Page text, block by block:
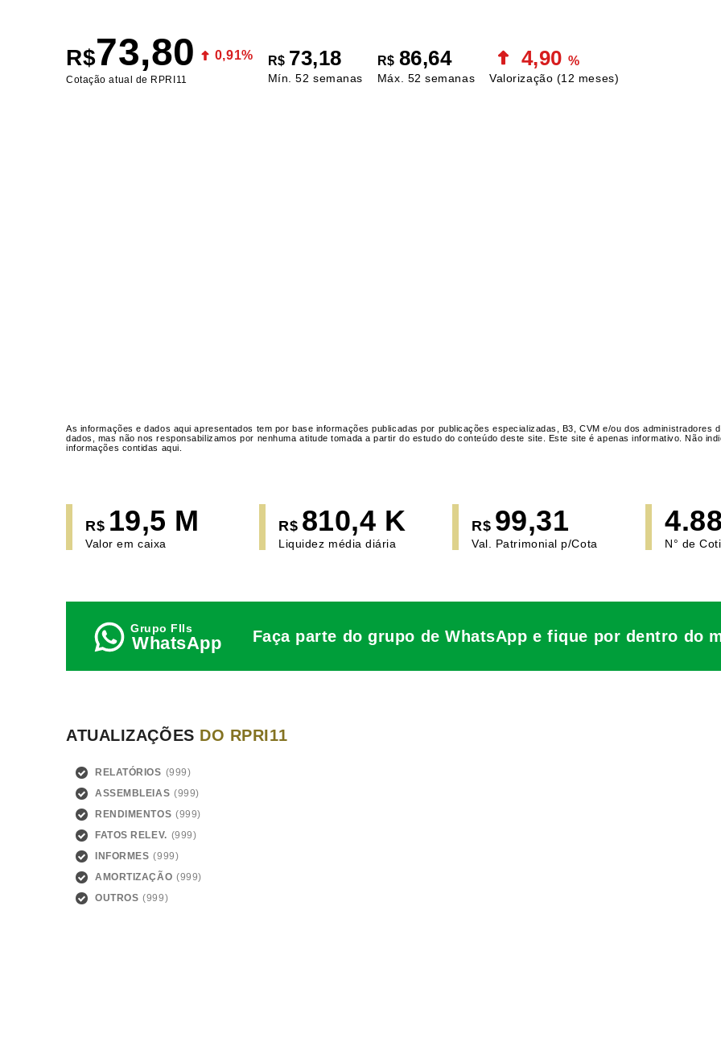
R$73,80 0,91%
Cotação atual de RPRI11
R$ 73,18
Mín. 52 semanas
R$ 86,64
Máx. 52 semanas
4,90%
Valorização (12 meses)
As informações e dados aqui apresentados tem por base informações publicadas por publicações especializadas, B3, CVM e/ou dos
dados, mas não nos responsabilizamos por nenhuma atitude tomada a partir do estudo do conteúdo deste site. Este site é apenas informativo. Não
informações contidas aqui.
R$ 19,5 M
Valor em caixa
R$ 810,4 K
Liquidez média diária
R$ 99,31
Val. Patrimonial p/Cota N° de
WhatsApp Faça parte do grupo de WhatsApp e fique por dentro do
ATUALIZAÇÕES DO RPRI11
RELATÓRIOS
ASSEMBLEIAS
RENDIMENTOS
FATOS RELEV.
INFORMES
AMORTIZAÇÃO
OUTROS